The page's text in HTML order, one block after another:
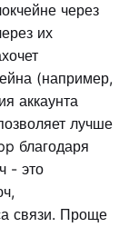
через
их
(например,
аккаунта
лучше
благодаря
- это
связи. Проще